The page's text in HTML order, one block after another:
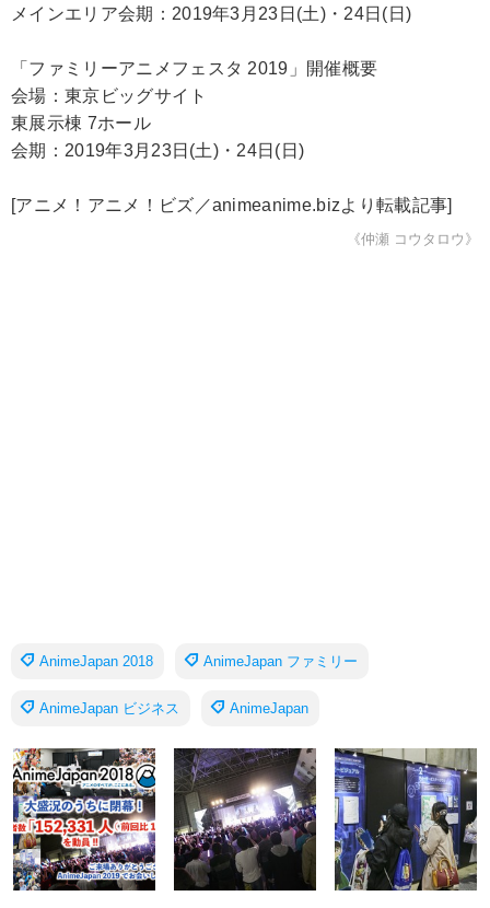
メインエリア会期：2019年3月23日(土)・24日(日)
「ファミリーアニメフェスタ 2019」開催概要
会場：東京ビッグサイト
東展示棟 7ホール
会期：2019年3月23日(土)・24日(日)
[アニメ！アニメ！ビズ／animeanime.bizより転載記事]
《仲瀬 コウタロウ》
AnimeJapan 2018 AnimeJapan ファミリー
AnimeJapan ビジネス AnimeJapan